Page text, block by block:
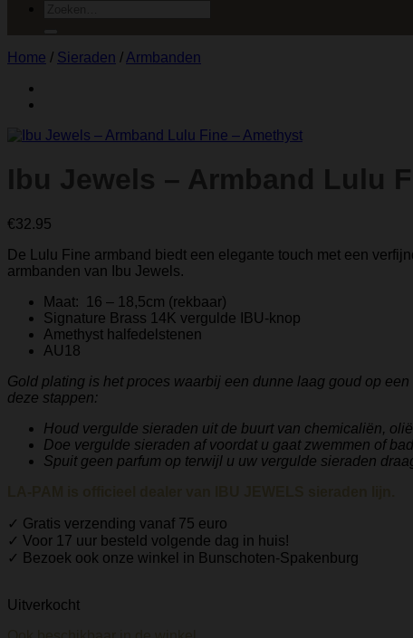
Home / Sieraden / Armbanden
Ibu Jewels – Armband Lulu
€32.95
De Lulu Fine armband biedt een elegante touch met een
armbanden van Ibu Jewels.
Maat: 16 – 18,5cm (rekbaar)
Signature Brass 14K vergulde IBU-knop
Amethyst halfedelstenen
AU18
Gold plating is het proces waarbij een dunne laag goud op
deze stappen:
Houd vergulde sieraden uit de buurt van chemicaliën,
Doe vergulde sieraden af ​​voordat u gaat zwemmen of
Spuit geen parfum op terwijl u uw vergulde sieraden
✓ Gratis verzending vanaf 75 euro
✓ Voor 17 uur besteld volgende dag in huis!
✓ Bezoek ook onze winkel in Bunschoten-Spakenburg
Uitverkocht